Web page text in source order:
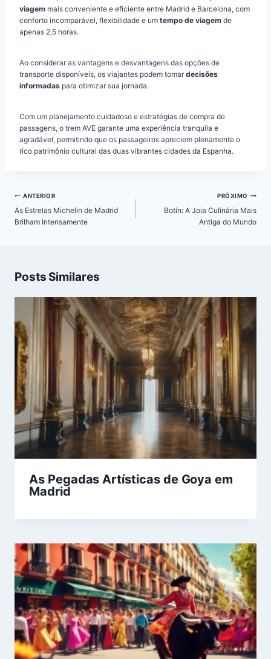
viagem mais conveniente e eficiente entre Madrid e Barcelona, com
conforto incomparável, flexibilidade e um tempo de viagem de
apenas 2,5 horas.
Ao considerar as vantagens e desvantagens das opções de
transporte disponíveis, os viajantes podem tomardecisões
informadas para otimizar sua jornada.
Com um planejamento cuidadoso e estratégias de compra de
passagens, o trem AVE garante uma experiência tranquila e
agradável, permitindo que os passageiros apreciem plenamente o
rico patrimônio cultural das duas vibrantes cidades da Espanha.
Navegação
de
Post
ANTERIOR
As Estrelas Michelin de Madrid
Brilham Intensamente
PRÓXIMO
Botín: A Joia Culinária Mais
Antiga do Mundo
Posts Similares
As Pegadas Artísticas de Goya em
Madrid